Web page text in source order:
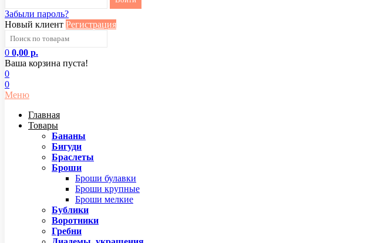
Забыли пароль?
Новый клиент Регистрация
0 0,00 р.
Ваша корзина пуста!
0
0
Меню
Главная
Товары
Бананы
Бигуди
Браслеты
Броши
Броши булавки
Броши крупные
Броши мелкие
Бублики
Воротники
Гребни